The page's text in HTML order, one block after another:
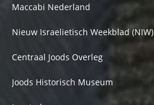
Maccabi Nederland
Nieuw Israelietisch Weekblad (NIW)
Centraal Joods Overleg
Joods Historisch Museum